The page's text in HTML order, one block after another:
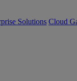
Solutions Cloud